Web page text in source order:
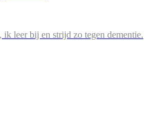
leer bij en strijd zo tegen dementie.